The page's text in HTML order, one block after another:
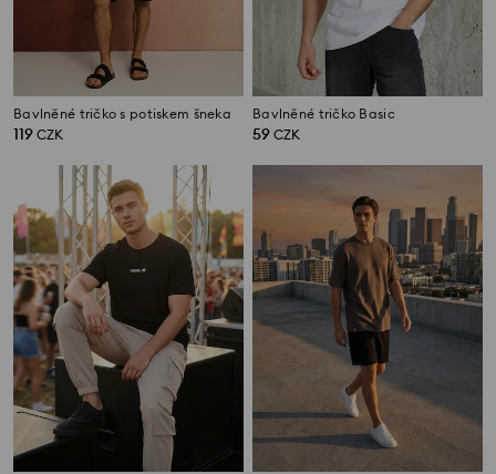
Bavlněné tričko s potiskem šneka
119 CZK
Bavlněné tričko Basic
59 CZK